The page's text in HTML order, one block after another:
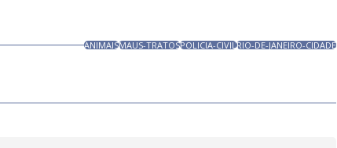
ANIMAISMAUS-TRATOSPOLICIA-CIVILRIO-DE-JANEIRO-CIDADE